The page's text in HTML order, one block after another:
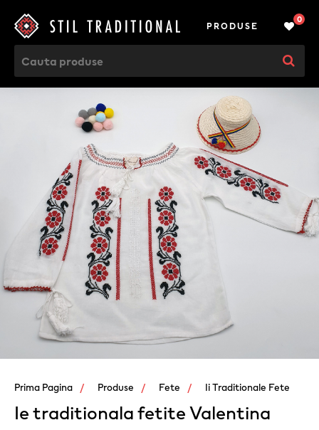
PRODUSE
0
Prima Pagina Produse Fete Ii Traditionale Fete
Ie traditionala fetite Valentina